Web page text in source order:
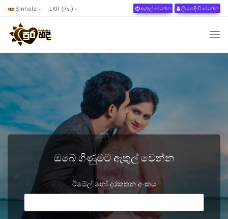
Sinhala LKR (Rs.) ඇතුල් වෙන්න ලියාපදිංචි වෙන්න
ඔබේ ගිණුමට ඇතුල් වෙන්න
ඊමේල් හෝ දුරකතන අංකය